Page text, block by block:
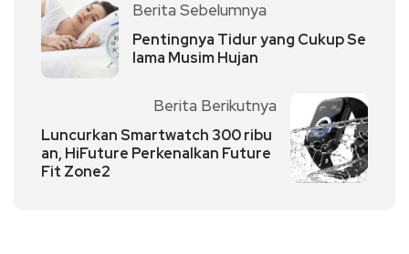
Berita Sebelumnya
Pentingnya Tidur yang Cukup Se
lama Musim Hujan
Berita Berikutnya
Luncurkan Smartwatch 300 ribu
an, HiFuture Perkenalkan Future
Fit Zone2